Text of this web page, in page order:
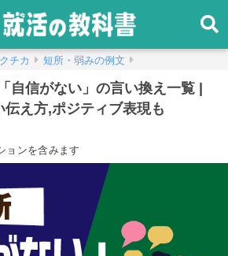
チカ 短所・弱みの例文
自信がない」の言い換え一覧 |
え方,ポジティブ表現も
ョンを含みます